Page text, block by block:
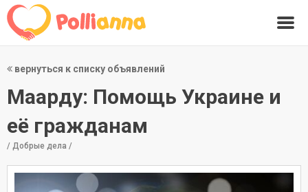
вернуться к списку объявлений
Маарду: Помощь Украине и
её гражданам
/ Добрые дела /